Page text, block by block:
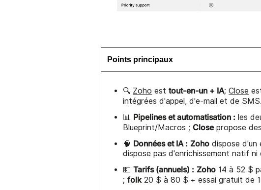
Points principaux
🔍 Zoho esttout-en-un + IA;Close
intégrées d'appel, d'e-mail et de SMS.
📊 Pipelines et automatisation : les
Blueprint/Macros ;Closepropose
🧠 Données et IA : Zoho dispose
dispose pas d'enrichissement natif ni
💵Tarifs (annuels) : Zoho 14 à 52 $
;folk20 $ à 80 $ + essai gratuit de